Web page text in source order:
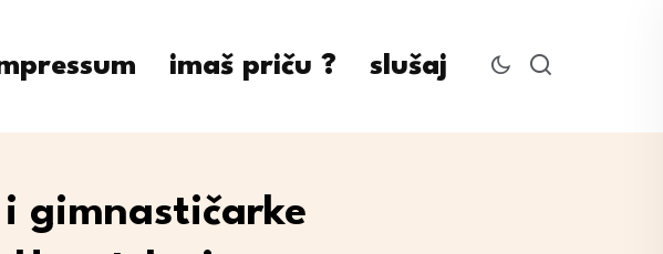
imaš priču ? slušaj
gimnastičarke